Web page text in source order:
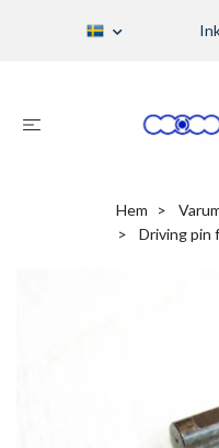
Hem
Driving pin